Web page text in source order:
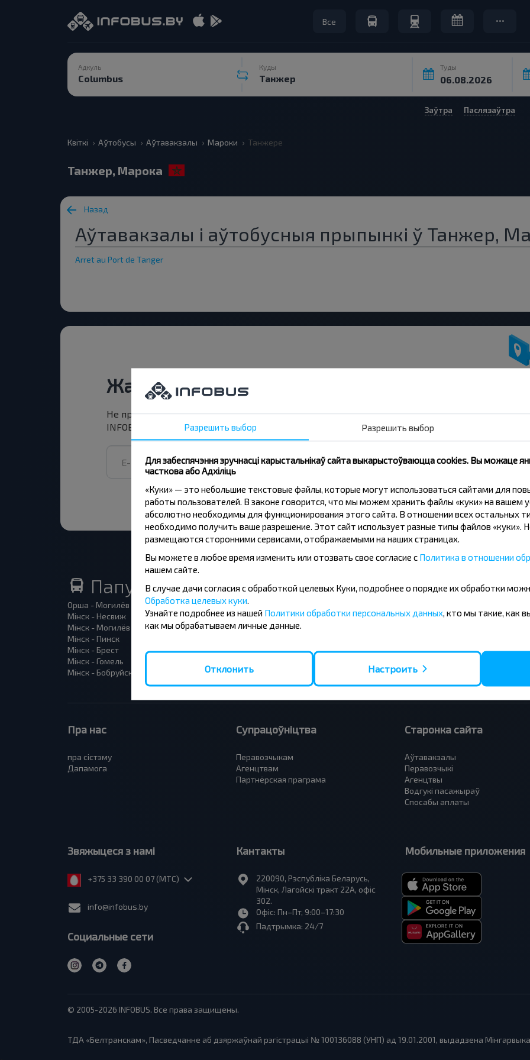
Все
Адкуль Куды Туды
Заўтра Паслязаўтра
Квіткі Аўтобусы Аўтавакзалы Мароки Танжере
Танжер, Марока
Назад
Аўтавакзалы і аўтобусныя прыпынкі ў Танжер,
Arret au Port de Tanger
Жадаеце падарожнічаць танней?
Не прапусці спецыяльныя акцыі, зніжкі і іншыя цікавыя прапановы
INFOBUS. Падпішыся на атрыманне навін і падарожнічай з намі танней!
Падпісацц
Папулярныя аўтобусныя напрамкі
Орша - Могилёв
Мінск - Несвиж
Мінск - Могилёв
Мінск - Пинск
Мінск - Брест
Мінск - Гомель
Мінск - Бобруйск
Мінск - Баранавiчы
Гомель - Мінск
Брест - Тересполь
Брест - Мінск
Санкт-Петербург - Мінск
Москва - Мінск
Мінск - Вильнюс
Мінск - Москва
Пра нас
пра сiстэму
Дапамога
Супрацоўніцтва
Перавозчыкам
Агенцтвам
Партнёрская праграма
Старонка сайта
Аўтавакзалы
Перавозчыкі
Агенцтвы
Водгукі пасажыраў
Спосабы аплаты
Звяжыцеся з намі
+375 33 390 00 07 (МТС)
info@infobus.by
Социальные сети
Кантакты
220090, Рэспубліка Беларусь,
Мінск, Лагойскі тракт 22A, офіс
302.
Офіс: Пн–Пт, 9:00–17:30
Падтрымка: 24/7
Мобильные приложения
© 2005-2026 INFOBUS. Все права защищены.
ТДА «Белтранскам», Пасведчанне аб дзяржаўнай рэгістрацыі № 100136088 (УНП) ад 19.01.2001, выдадзена
Разрешить выбор Разрешить выбор
Для забеспячэння зручнасці карыстальнікаў сайта выкарыстоўваюцца cookies. Вы можаце
часткова або Адхіліць
«Куки» — это небольшие текстовые файлы, которые могут использоваться сайтами для
работы пользователей. В законе говорится, что мы можем хранить файлы «куки» на вашем
абсолютно необходимы для функционирования этого сайта. В отношении всех остальных
необходимо получить ваше разрешение. Этот сайт использует разные типы файлов «куки».
размещаются сторонними сервисами, отображаемыми на наших страницах.
Вы можете в любое время изменить или отозвать свое согласие с Политика в отношении
нашем сайте.
В случае дачи согласия с обработкой целевых Куки, подробнее о порядке их обработки
Обработка целевых куки
Узнайте подробнее из нашей Политики обработки персональных данных , кто мы такие, как
как мы обрабатываем личные данные.
Отклонить Настроить